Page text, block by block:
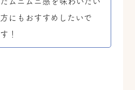
方にもおすすめしたいで
す！